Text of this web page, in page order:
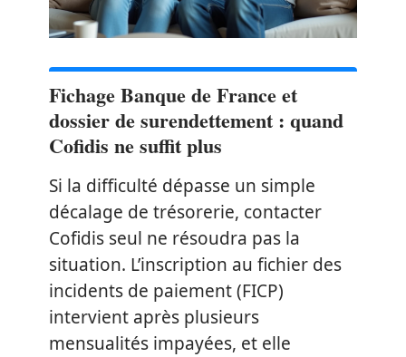
Fichage Banque de France et
dossier de surendettement : quand
Cofidis ne suffit plus
Si la difficulté dépasse un simple
décalage de trésorerie, contacter
Cofidis seul ne résoudra pas la
situation. L’inscription au fichier des
incidents de paiement (FICP)
intervient après plusieurs
mensualités impayées, et elle